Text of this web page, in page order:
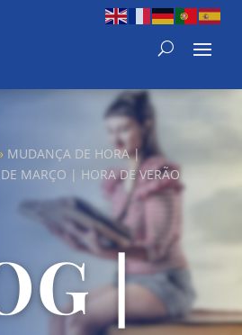
MUDANÇA DE HORA |
MARÇO | HORA DE VERÃO
|